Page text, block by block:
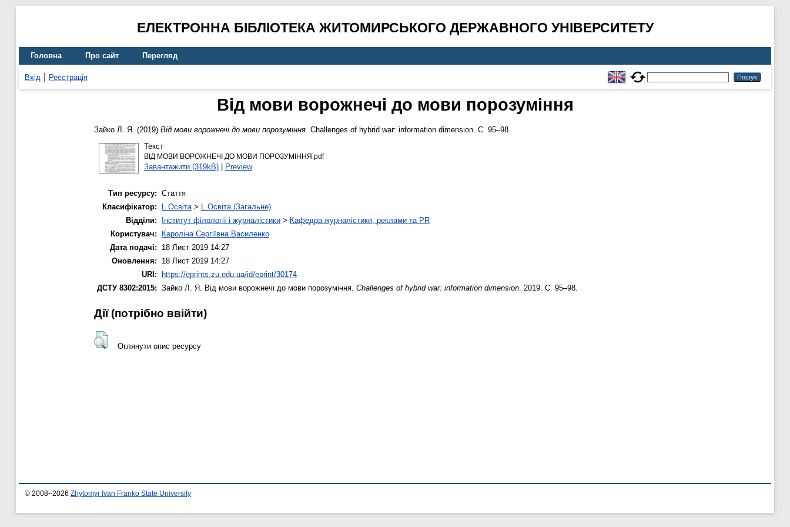
ЕЛЕКТРОННА БІБЛІОТЕКА ЖИТОМИРСЬКОГО ДЕРЖАВНОГО УНІВЕРСИТЕТУ
Головна Про сайт Перегляд
Вхід Реєстрація
Від мови ворожнечі до мови порозуміння
Зайко Л. Я. (2019) Від мови ворожнечі до мови порозуміння. Challenges of hybrid war: information dimension. С. 95–98.
Текст
ВІД МОВИ ВОРОЖНЕЧІ ДО МОВИ ПОРОЗУМІННЯ.pdf
Завантажити (319kB)| Preview
Тип ресурсу: Стаття
Класифікатор:
L Освіта> L Освіта (Загальне)
Відділи:
Інститут філології і журналістики > Кафедра журналістики, реклами та PR
Користувач:
Кароліна Сергіївна Василенко
Дата подачі:
18 Лист 2019 14:27
Оновлення:
18 Лист 2019 14:27
URI:
https://eprints.zu.edu.ua/id/eprint/30174
ДСТУ 8302:2015: Зайко Л. Я. Від мови ворожнечі до мови порозуміння. Challenges of hybrid war: information dimension. 2019. С. 95–98.
Дії ​​(потрібно ввійти)
Оглянути опис ресурсу
© 2008–2026 Zhytomyr Ivan Franko State University